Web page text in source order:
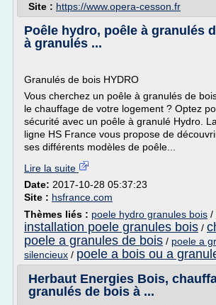
Site : https://www.opera-cesson.fr
Poêle hydro, poêle à granulés
à granulés ...
Granulés de bois HYDRO
Vous cherchez un poêle à granulés de
le chauffage de votre logement ? Optez
sécurité avec un poêle à granulé Hydro.
ligne HS France vous propose de
ses différents modèles de poêle...
Lire la suite
Date: 2017-10-28 05:37:23
Site : hsfrance.com
Thèmes liés : poele hydro granules bois /
installation poele granules bois /
poele a granules de bois / poele a
silencieux / poele a bois ou a
Herbaut Energies Bois,
granulés de bois à ...